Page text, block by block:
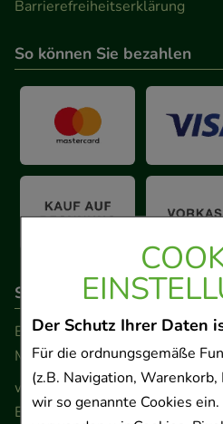
Der Schutz Ihrer Daten
Für die ordnungsgemäße
(z.B. Navigation,
wir so genannte Cookies
Barrierefreiheitserklärung
So können Sie bezahlen
So erreichen Sie uns
Beratung und Kundenservice:
Montag - Freitag von 9.00 bis
www.ApoSalis.de· E-Mail:
Ernst-August-Platz 2 · 30159